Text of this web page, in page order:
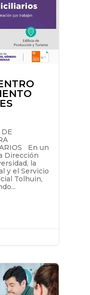
En un
Dirección
la
y el Servicio
Tolhuin,